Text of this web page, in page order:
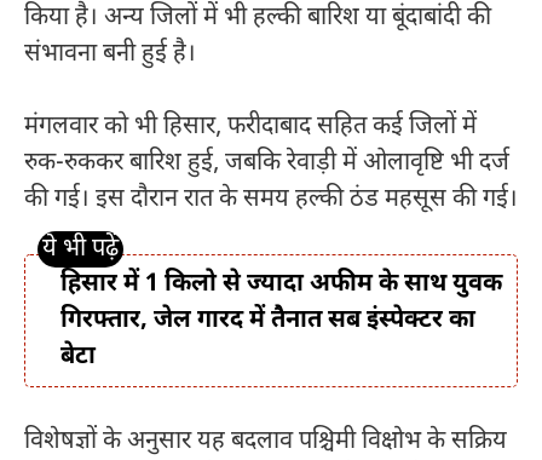
किया है। अन्य जिलों में भी हल्की बारिश या बूंदाबांदी की
संभावना बनी हुई है।
मंगलवार को भी हिसार, फरीदाबाद सहित कई जिलों में
रुक-रुककर बारिश हुई, जबकि रेवाड़ी में ओलावृष्टि भी दर्ज
की गई। इस दौरान रात के समय हल्की ठंड महसूस की गई।
हिसार में 1 किलो से ज्यादा अफीम के साथ युवक
गिरफ्तार, जेल गारद में तैनात सब इंस्पेक्टर का
बेटा
विशेषज्ञों के अनुसार यह बदलाव पश्चिमी विक्षोभ के सक्रिय